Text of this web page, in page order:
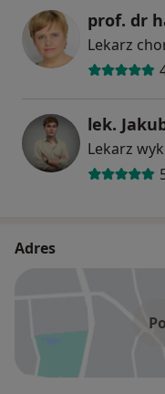
Lekarz
lek.
Adres